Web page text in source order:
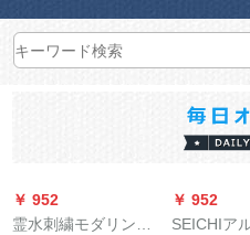
￥ 952
霊水刺繍モダリン北
￥ 952
SEICHIア